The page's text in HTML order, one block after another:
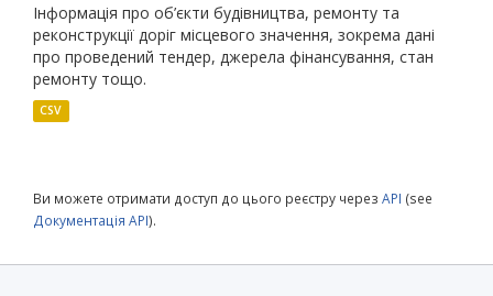
Інформація про об’єкти будівництва, ремонту та
реконструкції доріг місцевого значення, зокрема дані
про проведений тендер, джерела фінансування, стан
ремонту тощо.
CSV
Ви можете отримати доступ до цього реєстру через API (see
Документація API).